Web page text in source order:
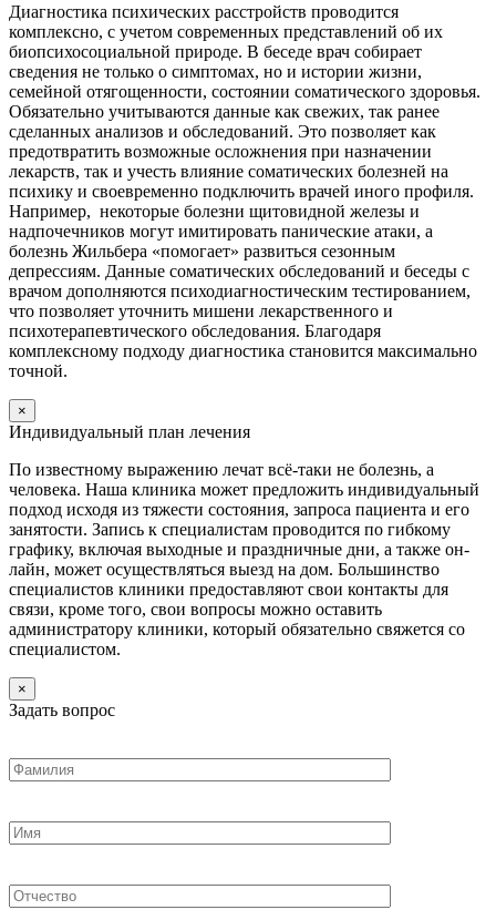
Диагностика психических расстройств проводится
комплексно, с учетом современных представлений об их
биопсихосоциальной природе. В беседе врач собирает
сведения не только о симптомах, но и истории жизни,
семейной отягощенности, состоянии соматического здоровья.
Обязательно учитываются данные как свежих, так ранее
сделанных анализов и обследований. Это позволяет как
предотвратить возможные осложнения при назначении
лекарств, так и учесть влияние соматических болезней на
психику и своевременно подключить врачей иного профиля.
Например, некоторые болезни щитовидной железы и
надпочечников могут имитировать панические атаки, а
болезнь Жильбера «помогает» развиться сезонным
депрессиям. Данные соматических обследований и беседы с
врачом дополняются психодиагностическим тестированием,
что позволяет уточнить мишени лекарственного и
психотерапевтического обследования. Благодаря
комплексному подходу диагностика становится максимально
точной.
×
Индивидуальный план лечения
По известному выражению лечат всё-таки не болезнь, а
человека. Наша клиника может предложить индивидуальный
подход исходя из тяжести состояния, запроса пациента и его
занятости. Запись к специалистам проводится по гибкому
графику, включая выходные и праздничные дни, а также он-
лайн, может осуществляться выезд на дом. Большинство
специалистов клиники предоставляют свои контакты для
связи, кроме того, свои вопросы можно оставить
администратору клиники, который обязательно свяжется со
специалистом.
×
Задать вопрос